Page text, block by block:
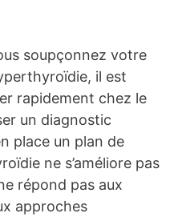
soupçonnez votre
il est
rapidement chez le
un diagnostic
place un plan de
ne s’améliore pas
répond pas aux
approches